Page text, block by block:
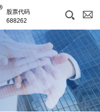
股票代码
688262